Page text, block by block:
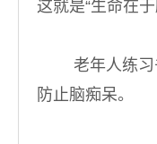
这就是“生命在于
老年人练习书
防止脑痴呆。